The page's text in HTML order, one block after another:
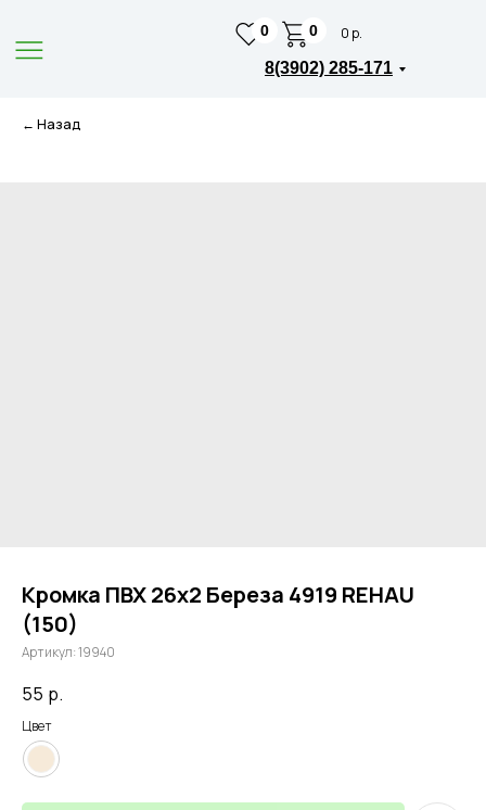
8(3902) 285-171
0 0 р.
0
← Назад
Кромка ПВХ 26х2 Береза 4919 REHAU
(150)
Артикул:19940
55 р.
Цвет